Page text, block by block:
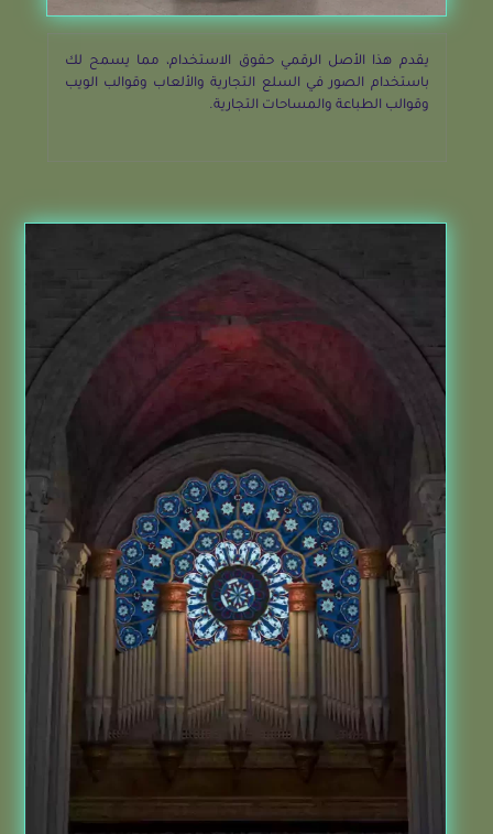
يقدم هذا الأصل الرقمي حقوق الاستخدام، مما يسمح لك
باستخدام الصور في السلع التجارية والألعاب وقوالب الويب
وقوالب الطباعة والمساحات التجارية.